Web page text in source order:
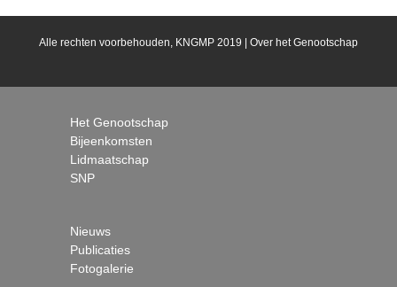
Het Genootschap
Bijeenkomsten
Lidmaatschap
SNP
Nieuws
Publicaties
Fotogalerie
Alle rechten voorbehouden, KNGMP 2019 | Over het Genootschap